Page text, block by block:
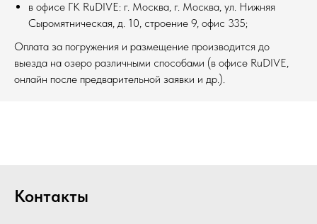
в офисе ГК RuDIVE: г. Москва, г. Москва, ул. Нижняя
Сыромятническая, д. 10, строение 9, офис 335;
Оплата за погружения и размещение производится до
выезда на озеро различными способами (в офисе RuDIVE,
онлайн после предварительной заявки и др.).
Контакты